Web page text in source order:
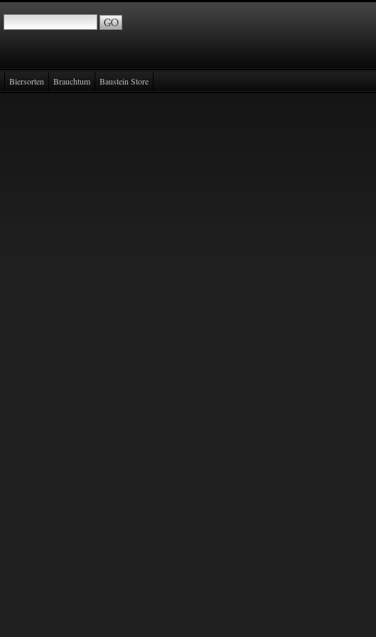
Biersorten Brauchtum Baustein Store